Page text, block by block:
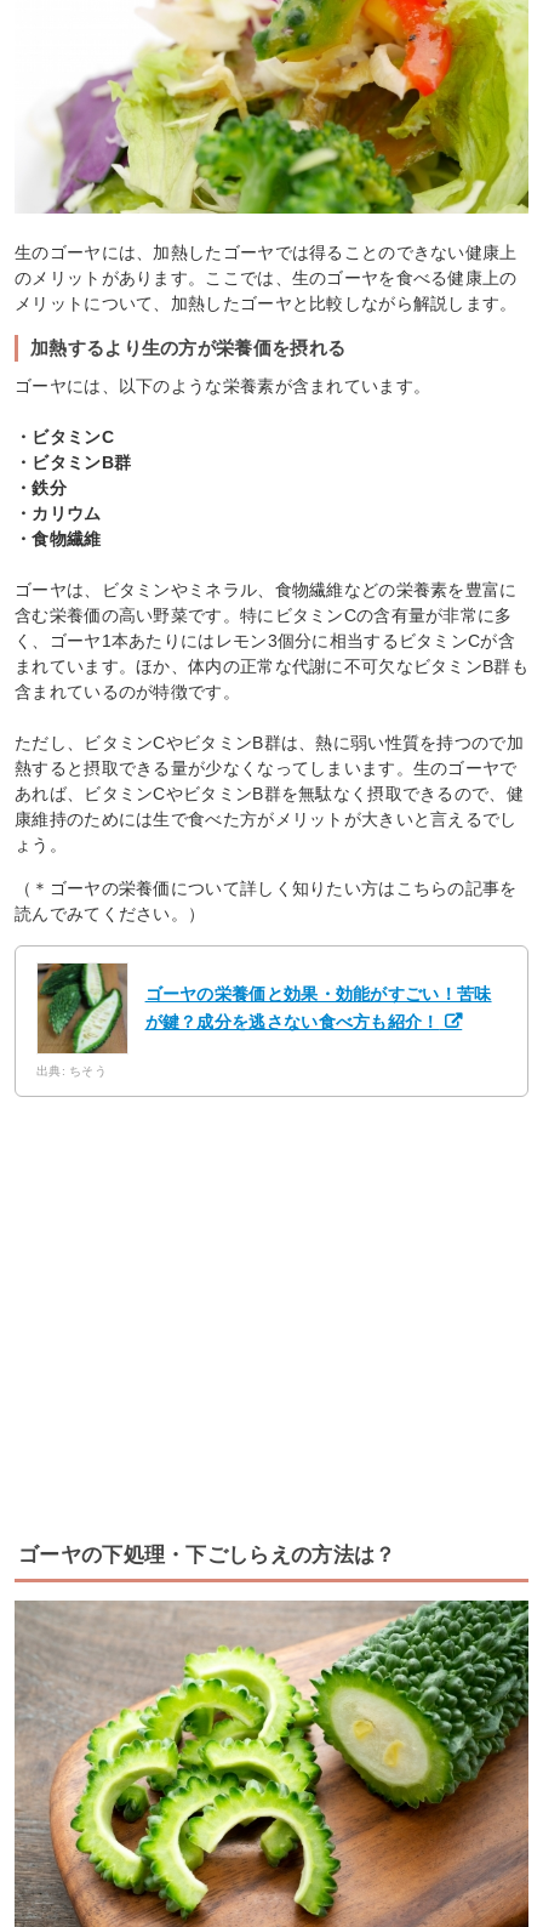
生のゴーヤには、加熱したゴーヤでは得ることのできない健康上
のメリットがあります。ここでは、生のゴーヤを食べる健康上の
メリットについて、加熱したゴーヤと比較しながら解説します。
加熱するより生の方が栄養価を摂れる
ゴーヤには、以下のような栄養素が含まれています。
・ビタミンC
・ビタミンB群
・鉄分
・カリウム
・食物繊維
ゴーヤは、ビタミンやミネラル、食物繊維などの栄養素を豊富に
含む栄養価の高い野菜です。特にビタミンCの含有量が非常に多
く、ゴーヤ1本あたりにはレモン3個分に相当するビタミンCが含
まれています。ほか、体内の正常な代謝に不可欠なビタミンB群も
含まれているのが特徴です。
ただし、ビタミンCやビタミンB群は、熱に弱い性質を持つので加
熱すると摂取できる量が少なくなってしまいます。生のゴーヤで
あれば、ビタミンCやビタミンB群を無駄なく摂取できるので、健
康維持のためには生で食べた方がメリットが大きいと言えるでし
ょう。
（＊ゴーヤの栄養価について詳しく知りたい方はこちらの記事を
読んでみてください。）
ゴーヤの栄養価と効果・効能がすごい！苦味
が鍵？成分を逃さない食べ方も紹介！
出典: ちそう
ゴーヤの下処理・下ごしらえの方法は？